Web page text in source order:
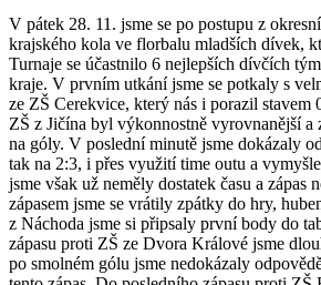
V pátek 28. 11. jsme se po postupu z
krajského kola ve florbalu mladších dívek,
Turnaje se účastnilo 6 nejlepších dívčích
kraje. V prvním utkání jsme se potkaly s
ze ZŠ Cerekvice, který nás i porazil stavem
ZŠ z Jičína byl výkonnostně vyrovnanější a
na góly. V poslední minutě jsme dokázaly
tak na 2:3, i přes využití time outu a
jsme však už neměly dostatek času a zápas
zápasem jsme se vrátily zpátky do hry,
z Náchoda jsme si připsaly první body do
zápasu proti ZŠ ze Dvora Králové jsme
po smolném gólu jsme nedokázaly